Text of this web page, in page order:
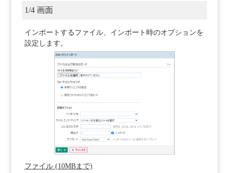
1/4 画面
インポートするファイル、インポート時のオプションを
設定します。
ファイル (10MBまで)